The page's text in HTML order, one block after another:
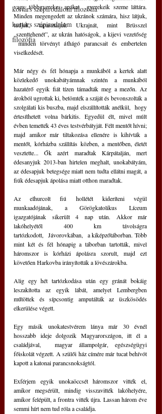
kortárs szépirodalom filozófia
kortárs szépirodalom
filozófia
vagy többgyerekes apákat  gyerekeik szeme láttára.
Minden megengedett az ukránok számára, hisz látjuk,
tudjuk, tapasztaljuk Ukrajnát, mint Brüsszel
„szenttehenét”, az ukrán hatóságok, a kijevi vezetőség
minden törvényt áthágó parancsait és embertelen
viselkedését.
Már négy és fél hónapja a munkából a kertek alatt
közlekedő unokabátyámnak szintén a munkából
hazatérő egyik fiát tízen támadták meg a mezőn. Az
árokból ugrottak ki, betömték a száját és bevonszolták a
szolgálati kis buszba, majd elszállították anélkül,  hogy
értesíthetett volna bárkitis. Egyedül élt, mivel múlt
évben temették 43 éves testvérbátyját. Félt mentőt hívni;
majd amikor már tiltakozása ellenére is kihívták a
mentőt, kórházba szállítás közben, a mentőben, életét
vesztette... Ők azért maradtak Kárpátalján, mert
édesanyjuk 2013-ban hirtelen meghalt, unokabátyám,
az édesapjuk betegsége miatt nem tudta ellátni magát, a
fiúk édesapjuk ápolása miatt otthon maradtak.
Az elhurcolt fiú hollétét kideríteni végül
munkaadójának, a Görögkatolikus Líceum
igazgatójának sikerült 4 nap után. Akkor már
lakóhelyétől 400 km távolságra
tartózkodott,  Jávorovkában,  a kiképzőtáborban. Több
mint két és fél hónapig a táborban tartották, mivel
háromszor is kórházi ápolásra szorult, majd ezt
követően Harkovba irányították a lövészárokba.
Alig egy hét tartózkodása után egy gránát bokáig
leszakította az egyik lábát, amelyet Lembergben
műtöttek és sípcsontig amputálták az üszkösödés
elkerülése végett.
Egy másik unokatestvérem lánya már 30 évnél
hosszabb ideje dolgozik Magyarországon, itt él a
családjával,  magyar állampolgár, egészségügyi
főiskolát végzett. A szülői ház címére már tucat behívót
kapott a katonai parancsnokságtól.
Exférjem egyik unokaöccsét háromszor vitték el,
amikor megsérült, mindig visszavitték lakóhelyére,
amikor felépült, a frontra vitték újra. Lassan három éve
semmi hírt nem tud róla a családja.